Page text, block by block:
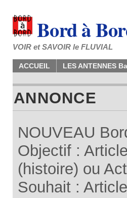
Bord à
VOIR et SAVOIR le FLUVIAL
ACCUEIL LES ANTENNES
ANNONCE
NOUVEAU
Objectif :
(histoire) ou
Souhait :